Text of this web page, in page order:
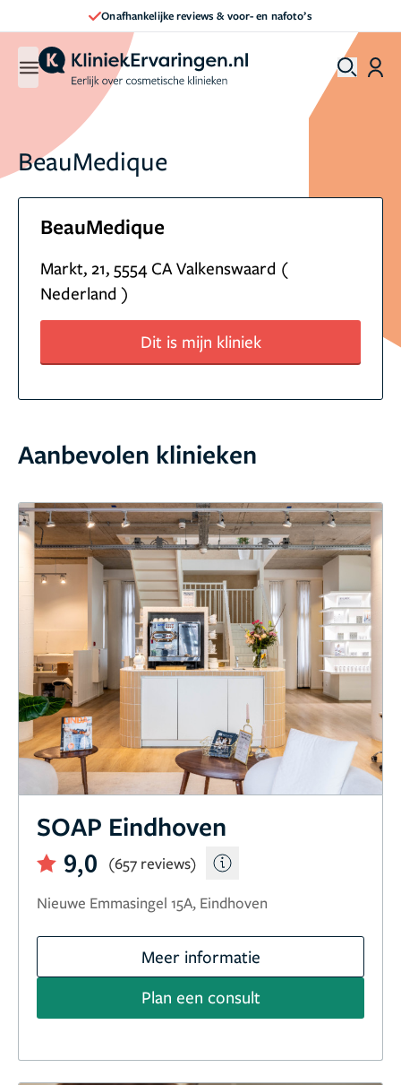
Onafhankelijke reviews & voor- en nafoto’s
BeauMedique
BeauMedique
Markt, 21, 5554 CA Valkenswaard (
Nederland )
Dit is mijn kliniek
Aanbevolen klinieken
SOAP Eindhoven
9,0
(657 reviews)
Nieuwe Emmasingel 15A, Eindhoven
Meer informatie
Plan een consult